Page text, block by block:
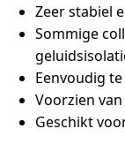
Zeer stabiel
Sommige
Eenvoudig
Voorzien
Geschikt